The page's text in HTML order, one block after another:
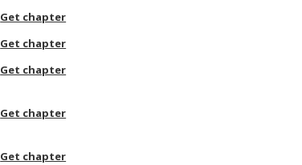
Get chapter
Get chapter
Get chapter
Get chapter
Get chapter